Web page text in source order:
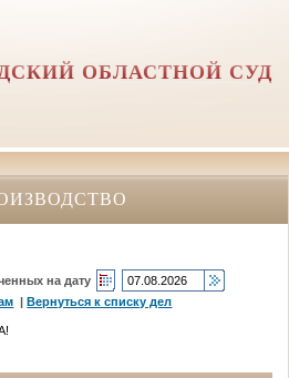
ОБЛАСТНОЙ СУД
на дату
|Вернуться к списку дел